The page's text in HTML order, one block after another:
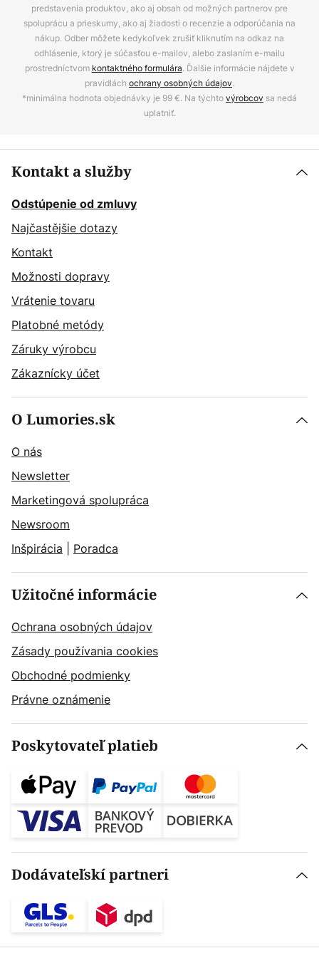
predstavenia produktov, ako aj obsah od možných partnerov pre
spoluprácu a prieskumy, ako aj žiadosti o recenzie a odporúčania na
nákup. Odber môžete kedykoľvek zrušiť kliknutím na odkaz na
odhlásenie, ktorý je súčasťou e-mailov, alebo zaslaním e-mailu
prostredníctvom kontaktného formulára. Ďalšie informácie nájdete v
pravidlách ochrany osobných údajov.
*minimálna hodnota objednávky je 99 €. Na týchtovýrobcov sa nedá
uplatniť.
Kontakt a služby
Odstúpenie od zmluvy
Najčastějšie dotazy
Kontakt
Možnosti dopravy
Vrátenie tovaru
Platobné metódy
Záruky výrobcu
Zákaznícky účet
O Lumories.sk
O nás
Newsletter
Marketingová spolupráca
Newsroom
Inšpirácia
Poradca
Užitočné informácie
Ochrana osobných údajov
Zásady používania cookies
Obchodné podmienky
Právne oznámenie
Poskytovateľ platieb
Dodávateľskí partneri